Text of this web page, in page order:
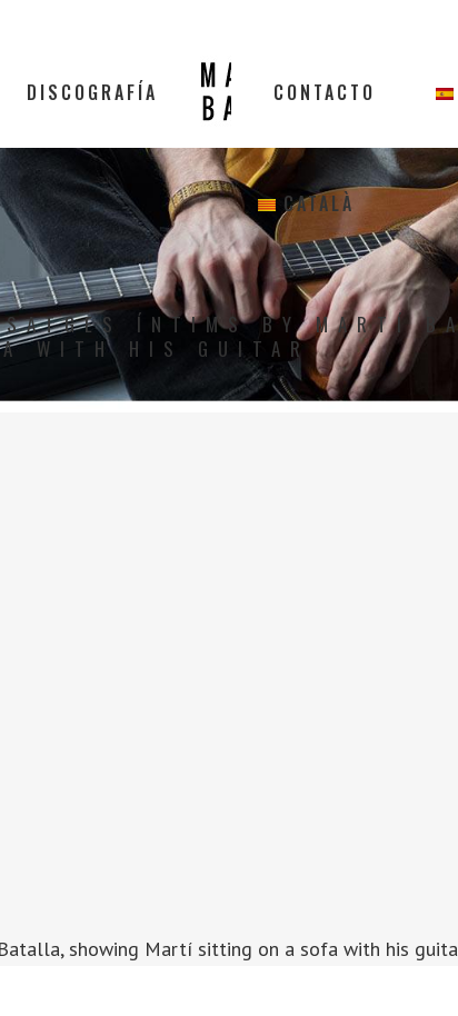
DISCOGRAFÍA CONTACTO
CATALÀ
ÍNTIMS BY MARTÍ
WITH HIS GUITAR
showing Martí sitting on a sofa with his